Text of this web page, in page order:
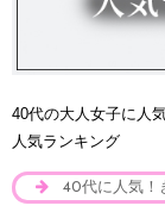
40代の大人女子に人
人気ランキング
40代に人気！